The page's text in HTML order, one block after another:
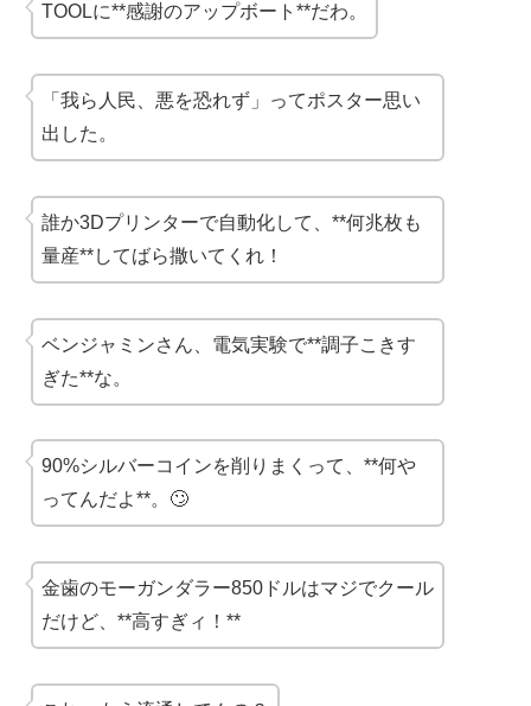
TOOLに**感謝のアップボート**だわ。
「我ら人民、悪を恐れず」ってポスター思い
出した。
誰か3Dプリンターで自動化して、**何兆枚も
量産**してばら撒いてくれ！
ベンジャミンさん、電気実験で**調子こきす
ぎた**な。
90%シルバーコインを削りまくって、**何や
ってんだよ**。🙄
金歯のモーガンダラー850ドルはマジでクール
だけど、**高すぎィ！**